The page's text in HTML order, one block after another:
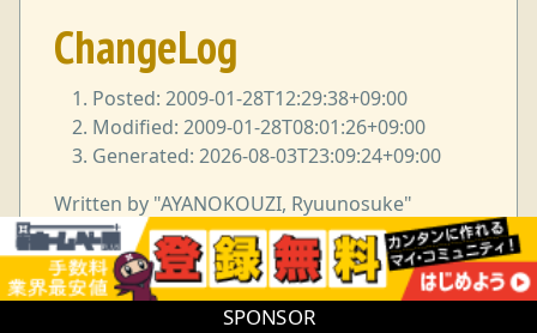
ChangeLog
Posted: 2009-01-28T12:29:38+09:00
Modified: 2009-01-28T08:01:26+09:00
Generated: 2026-08-03T23:09:24+09:00
Written by "AYANOKOUZI, Ryuunosuke"
<i38w7i3@yahoo.co.jp> under GNU Free
Documentation License.
SPONSOR